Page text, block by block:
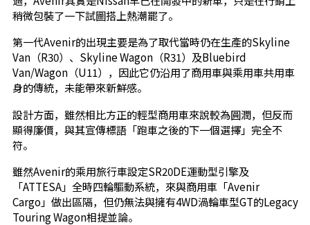
稍微包裝了一下試圖搭上熱潮罷了。
第一代Avenir的出現主要是為了取代當時仍在生產的Skyline
Van（R30）、Skyline Wagon（R31）及Bluebird
Van/Wagon（U11），因此它仍沿用了商用車與乘用車共用車
身的傳統，未能帶來新鮮感。
設計方面，雖然相比方正的輕型商用車來說較為圓潤，但反而
顯得廉價，與其宣傳標語「跑車之後的下一個選擇」完全不
符。
雖然Avenir的乘用旅行車設定SR20DE運動型引擎及
「ATTESA」全時四輪驅動系統，來與商用車「Avenir
Cargo」做出區隔，但仍無法與擁有4WD渦輪車型GT的Legacy
Touring Wagon相提並論。